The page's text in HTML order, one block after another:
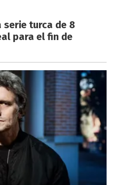
serie turca de 8
para el fin de